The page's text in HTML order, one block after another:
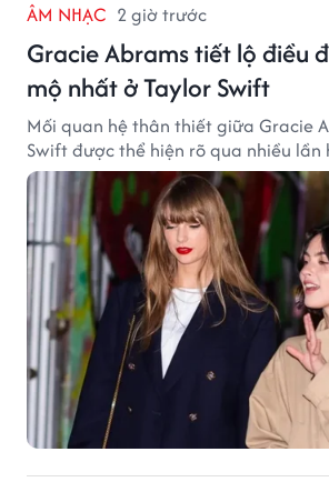
ÂM NHẠC 2 giờ trước
Gracie Abrams tiết lộ điều
mộ nhất ở Taylor Swift
Mối quan hệ thân thiết giữa Gracie
Swift được thể hiện rõ qua nhiều lần